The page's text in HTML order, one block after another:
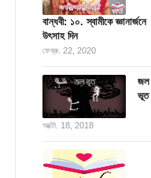
বান্ধবী: ১০. স্বামীকে জ্ঞানার্জনে
উৎসাহ দিন
ফেব্রু. 22, 2020
জল
ভূত
অক্টো. 18, 2018